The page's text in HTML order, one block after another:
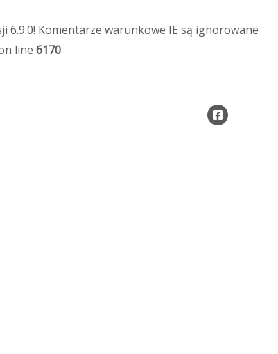
6.9.0! Komentarze warunkowe IE są ignorowane
line 6170